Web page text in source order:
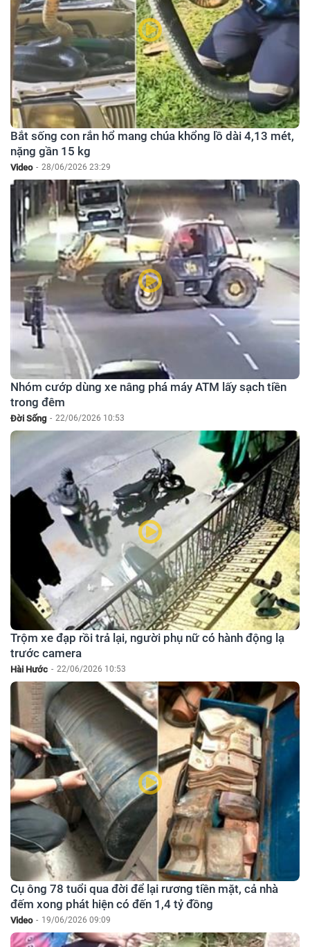
Bắt sống con rắn hổ mang chúa khổng lồ dài 4,13 mét,
nặng gần 15 kg
Video - 28/06/2026 23:29
Nhóm cướp dùng xe nâng phá máy ATM lấy sạch tiền
trong đêm
Đời Sống - 22/06/2026 10:53
Trộm xe đạp rồi trả lại, người phụ nữ có hành động lạ
trước camera
Hài Hước - 22/06/2026 10:53
Cụ ông 78 tuổi qua đời để lại rương tiền mặt, cả nhà
đếm xong phát hiện có đến 1,4 tỷ đồng
Video - 19/06/2026 09:09